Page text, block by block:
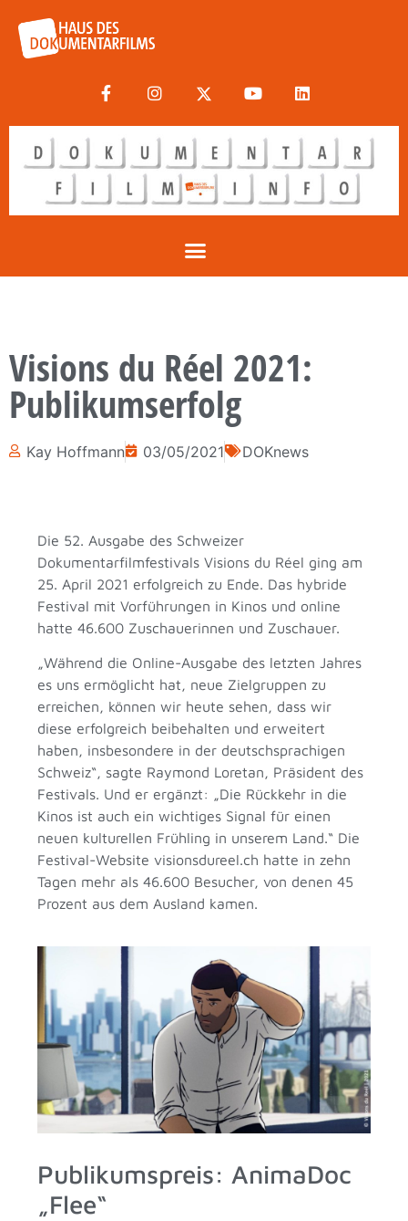
Visions du Réel 2021:
Publikumserfolg
Kay Hoffmann 03/05/2021 DOKnews
Die 52. Ausgabe des Schweizer
Dokumentarfilmfestivals Visions du Réel ging am
25. April 2021 erfolgreich zu Ende. Das hybride
Festival mit Vorführungen in Kinos und online
hatte 46.600 Zuschauerinnen und Zuschauer.
„Während die Online-Ausgabe des letzten Jahres
es uns ermöglicht hat, neue Zielgruppen zu
erreichen, können wir heute sehen, dass wir
diese erfolgreich beibehalten und erweitert
haben, insbesondere in der deutschsprachigen
Schweiz“, sagte Raymond Loretan, Präsident des
Festivals. Und er ergänzt: „Die Rückkehr in die
Kinos ist auch ein wichtiges Signal für einen
neuen kulturellen Frühling in unserem Land.“ Die
Festival-Website visionsdureel.ch hatte in zehn
Tagen mehr als 46.600 Besucher, von denen 45
Prozent aus dem Ausland kamen.
Publikumspreis: AnimaDoc
„Flee“